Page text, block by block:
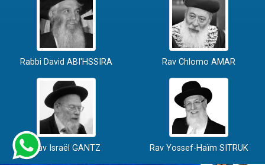
Rabbi David ABI'HSSIRA Rav Chlomo AMAR
Rav Israël GANTZ Rav Yossef-Haïm SITRUK